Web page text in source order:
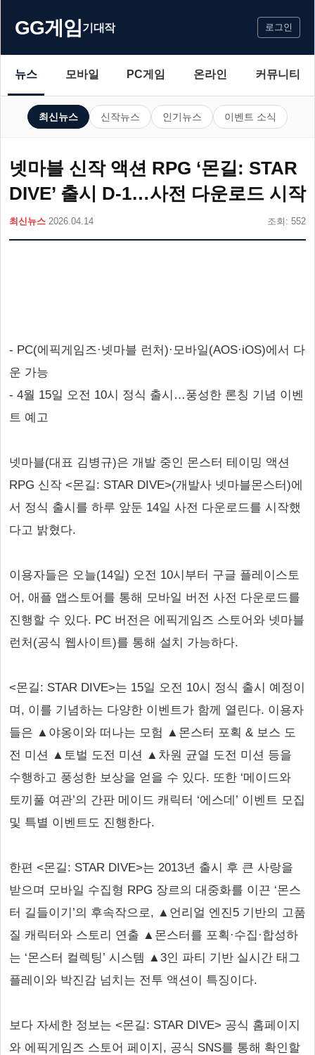
GG게임기대작 로그인
뉴스 모바일 PC게임 온라인 커뮤니티
최신뉴스 신작뉴스 인기뉴스 이벤트 소식
넷마블 신작 액션 RPG ‘몬길: STAR
DIVE’ 출시 D-1…사전 다운로드 시작
최신뉴스 2026.04.14 조회: 552
- PC(에픽게임즈·넷마블 런처)·모바일(AOS·iOS)에서 다
운 가능
- 4월 15일 오전 10시 정식 출시…풍성한 론칭 기념 이벤
트 예고
넷마블(대표 김병규)은 개발 중인 몬스터 테이밍 액션
RPG 신작 <몬길: STAR DIVE>(개발사 넷마블몬스터)에
서 정식 출시를 하루 앞둔 14일 사전 다운로드를 시작했
다고 밝혔다.
이용자들은 오늘(14일) 오전 10시부터 구글 플레이스토
어, 애플 앱스토어를 통해 모바일 버전 사전 다운로드를
진행할 수 있다. PC 버전은 에픽게임즈 스토어와 넷마블
런처(공식 웹사이트)를 통해 설치 가능하다.
<몬길: STAR DIVE>는 15일 오전 10시 정식 출시 예정이
며, 이를 기념하는 다양한 이벤트가 함께 열린다. 이용자
들은 ▲야옹이와 떠나는 모험 ▲몬스터 포획 & 보스 도
전 미션 ▲토벌 도전 미션 ▲차원 균열 도전 미션 등을
수행하고 풍성한 보상을 얻을 수 있다. 또한 ‘메이드와
토끼풀 여관’의 간판 메이드 캐릭터 ‘에스데’ 이벤트 모집
및 특별 이벤트도 진행한다.
한편 <몬길: STAR DIVE>는 2013년 출시 후 큰 사랑을
받으며 모바일 수집형 RPG 장르의 대중화를 이끈 ‘몬스
터 길들이기’의 후속작으로, ▲언리얼 엔진5 기반의 고품
질 캐릭터와 스토리 연출 ▲몬스터를 포획·수집·합성하
는 ‘몬스터 컬렉팅’ 시스템 ▲3인 파티 기반 실시간 태그
플레이와 박진감 넘치는 전투 액션이 특징이다.
보다 자세한 정보는 <몬길: STAR DIVE> 공식 홈페이지
와 에픽게임즈 스토어 페이지, 공식 SNS를 통해 확인할